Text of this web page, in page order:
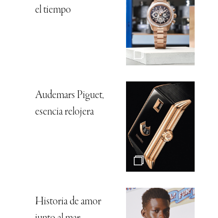
el tiempo
Audemars Piguet,
esencia relojera
Historia de amor